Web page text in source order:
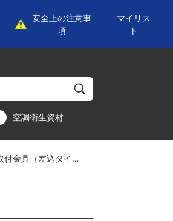
安全上の注意事
項
マイリス
ト
空調衛生資材
アースボンド線取付金具（差込タイプ）